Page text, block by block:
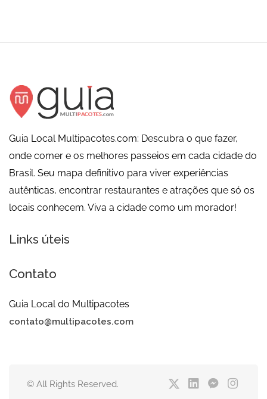
Guia Local Multipacotes.com: Descubra o que fazer,
onde comer e os melhores passeios em cada cidade do
Brasil. Seu mapa definitivo para viver experiências
autênticas, encontrar restaurantes e atrações que só os
locais conhecem. Viva a cidade como um morador!
Links úteis
Contato
Guia Local do Multipacotes
contato@multipacotes.com
© All Rights Reserved.